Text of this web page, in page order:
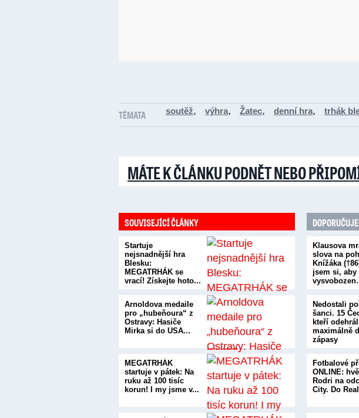
TÉMATA soutěž, výhra, Žatec, denní hra, trhák
MÁTE K ČLÁNKU PODNĚT NEBO
SOUVISEJÍCÍ ČLÁNKY
Startuje
nejsnadnější hra
Blesku:
MEGATRHÁK se
vrací! Získejte hoto...
Arnoldova medaile
pro „hubeňoura“ z
Ostravy: Hasiče
Mirka si do USA...
MEGATRHÁK
startuje v pátek: Na
ruku až 100 tisíc
korun! I my jsme v...
Klausova
slova na
Knížáka
jsem si, aby
Nedostali
šanci. 15
kteří
maximálně
zápasy
Fotbalové
ONLINE:
Rodri na
City. Do